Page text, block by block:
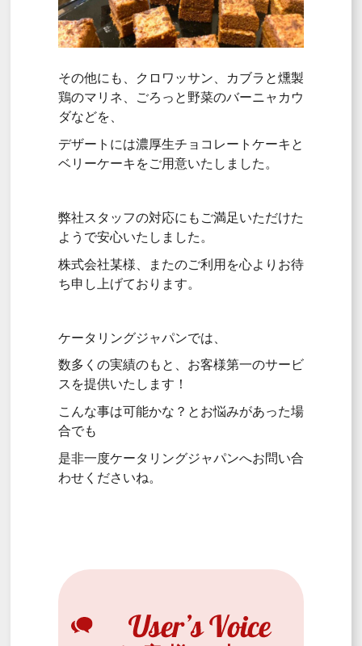
その他にも、クロワッサン、カブラと燻製
鶏のマリネ、ごろっと野菜のバーニャカウ
ダなどを、
デザートには濃厚生チョコレートケーキと
ベリーケーキをご用意いたしました。
弊社スタッフの対応にもご満足いただけた
ようで安心いたしました。
株式会社某様、またのご利用を心よりお待
ち申し上げております。
ケータリングジャパンでは、
数多くの実績のもと、お客様第一のサービ
スを提供いたします！
こんな事は可能かな？とお悩みがあった場
合でも
是非一度ケータリングジャパンへお問い合
わせくださいね。